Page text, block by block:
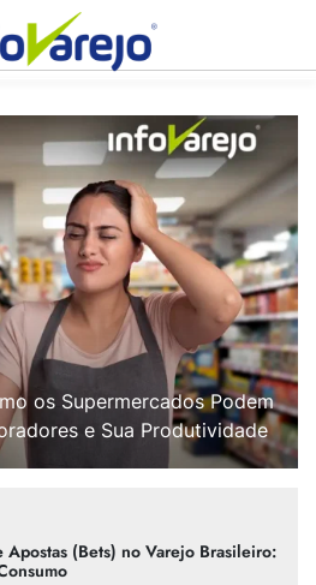
os Supermercados Podem
e Sua Produtividade
(Bets) no Varejo Brasileiro: